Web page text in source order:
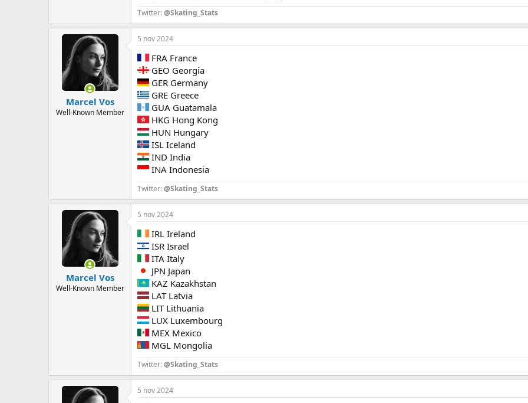
Twitter:@Skating_Stats
Marcel Vos
Well-Known Member
5 nov 2024
FRA France
GEO Georgia
GER Germany
GRE Greece
GUA Guatamala
HKG Hong Kong
HUN Hungary
ISL Iceland
IND India
INA Indonesia
Twitter:@Skating_Stats
Marcel Vos
Well-Known Member
5 nov 2024
IRL Ireland
ISR Israel
ITA Italy
JPN Japan
KAZ Kazakhstan
LAT Latvia
LIT Lithuania
LUX Luxembourg
MEX Mexico
MGL Mongolia
Twitter:@Skating_Stats
5 nov 2024